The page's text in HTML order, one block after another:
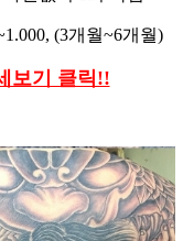
(3개월~6개월)
보기 클릭!!